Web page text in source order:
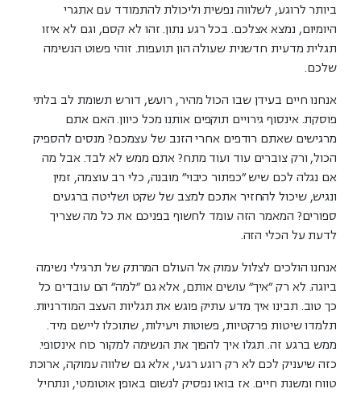
ביותר לרוגע, לשלווה נפשית וליכולת להתמודד עם אתגרי
היומיום, נמצא אצלכם. בכל רגע נתון. זהו לא קסם, וגם לא איזו
תגלית מדעית חדשנית שעולה הון תועפות. זוהי פשוט הנשימה
שלכם.
אנחנו חיים בעידן שבו הכול מהיר, רועש, דורש תשומת לב בלתי
פוסקת. אינסוף גירויים תוקפים אותנו מכל כיוון. האם אתם
מרגישים שאתם רודפים אחרי הזנב של עצמכם? מנסים להספיק
הכול, ורק צוברים עוד ועוד מתח? אתם ממש לא לבד. אבל מה
אם נגלה לכם שיש "כפתור כיבוי" מובנה, כלי רב עוצמה, זמין
ונגיש, שיכול להחזיר אתכם למצב שלשקט ושליטהברגעים
ספורים? המאמר הזה עומד לחשוף בפניכם את כל מה שצריך
לדעת על הכלי הזה.
אנחנו הולכים לצלול עמוק אל העולם המרתק של תרגילי נשימה
ביוגה. לא רק "איך" עושים אותם, אלא גם "למה" הם עובדים כל
כך טוב. תבינו איך מדע עתיק פוגש את תגליות העצב המודרניות.
תלמדו שיטות פרקטיות, פשוטות ויעילות, שתוכלו ליישם מיד.
ממש ברגע זה. תגלו איך להפוך את הנשימה למקור כוח אינסופי.
כזה שיעניק לכם לא רק רוגע רגעי, אלא גםשלווה עמוקה, ארוכת
טווח ומשנת חיים. אז בואו נפסיק לנשום באופן אוטומטי, ונתחיל